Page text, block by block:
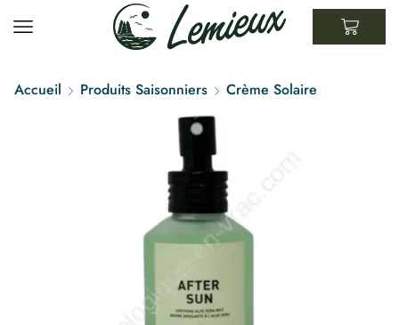
Accueil Produits Saisonniers Crème Solaire